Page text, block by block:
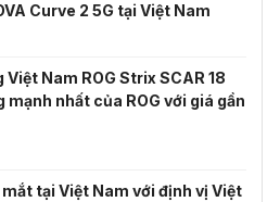
Curve 2 5G tại Việt Nam
Nam ROG Strix SCAR 18
nhất của ROG với giá gần
tại Việt Nam với định vị Việt